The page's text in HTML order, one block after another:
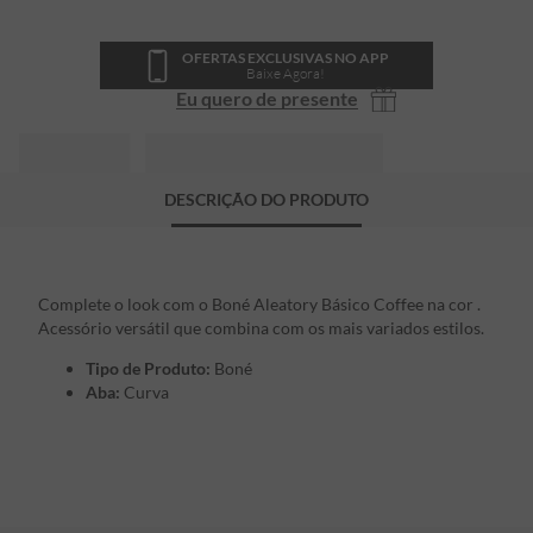
OFERTAS EXCLUSIVAS NO APP
Baixe Agora!
Eu quero de presente
DESCRIÇÃO DO PRODUTO
Complete o look com o Boné Aleatory Básico Coffee na cor .
Acessório versátil que combina com os mais variados estilos.
Tipo de Produto: Boné
Aba: Curva